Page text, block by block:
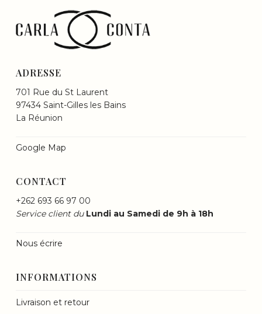
ADRESSE
701 Rue du St Laurent
97434 Saint-Gilles les Bains
La Réunion
Google Map
CONTACT
+262 693 66 97 00
Service client du Lundi au Samedi de 9h à 18h
Nous écrire
INFORMATIONS
Livraison et retour